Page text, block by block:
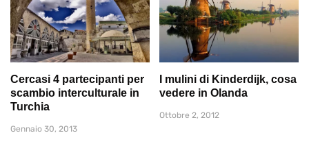
Cercasi 4 partecipanti per
scambio interculturale in
Turchia
Gennaio 30, 2013
I mulini di Kinderdijk, cosa
vedere in Olanda
Ottobre 2, 2012